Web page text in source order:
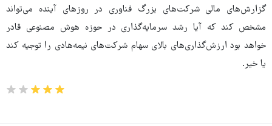
گزارش‌های مالی شرکت‌های بزرگ فناوری در روزهای آینده می‌تواند
مشخص کند که آیا رشد سرمایه‌گذاری در حوزه هوش مصنوعی قادر
خواهد بود ارزش‌گذاری‌های بالای سهام شرکت‌های نیمه‌هادی را توجیه کند
یا خیر.